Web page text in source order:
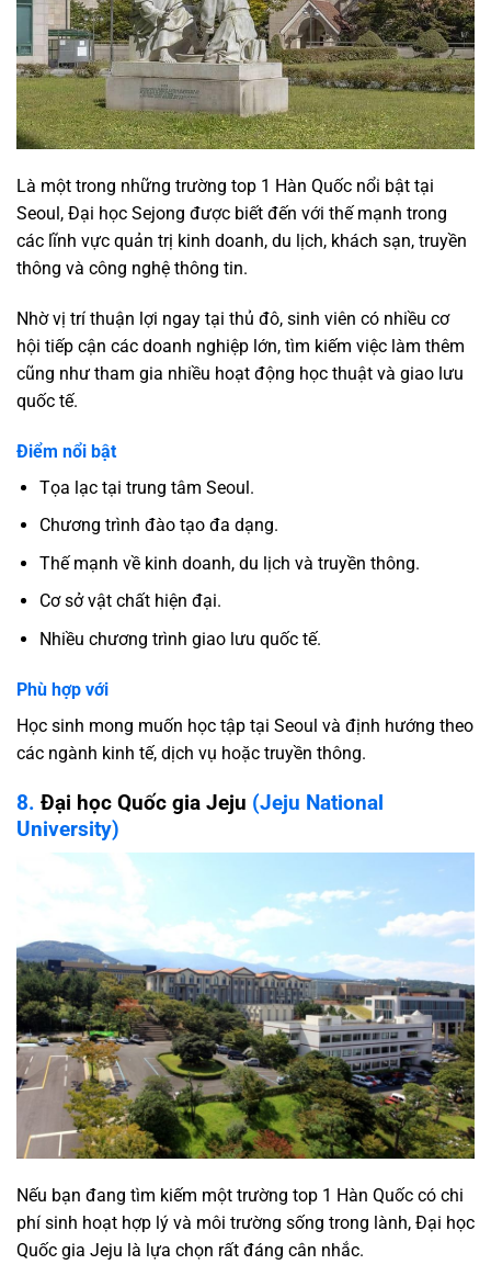
Là một trong những trường top 1 Hàn Quốc nổi bật tại
Seoul, Đại học Sejong được biết đến với thế mạnh trong
các lĩnh vực quản trị kinh doanh, du lịch, khách sạn, truyền
thông và công nghệ thông tin.
Nhờ vị trí thuận lợi ngay tại thủ đô, sinh viên có nhiều cơ
hội tiếp cận các doanh nghiệp lớn, tìm kiếm việc làm thêm
cũng như tham gia nhiều hoạt động học thuật và giao lưu
quốc tế.
Điểm nổi bật
Tọa lạc tại trung tâm Seoul.
Chương trình đào tạo đa dạng.
Thế mạnh về kinh doanh, du lịch và truyền thông.
Cơ sở vật chất hiện đại.
Nhiều chương trình giao lưu quốc tế.
Phù hợp với
Học sinh mong muốn học tập tại Seoul và định hướng theo
các ngành kinh tế, dịch vụ hoặc truyền thông.
8. Đại học Quốc gia Jeju (Jeju National
University)
Nếu bạn đang tìm kiếm một trường top 1 Hàn Quốc có chi
phí sinh hoạt hợp lý và môi trường sống trong lành, Đại học
Quốc gia Jeju là lựa chọn rất đáng cân nhắc.